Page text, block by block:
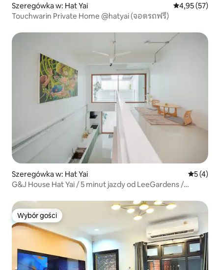
Szeregówka w: Hat Yai Średnia
4,95 (57)
Touchwarin Private Home @hatyai (จอดรถฟรี)
Szeregówka w: Hat Yai Średnia
5 (4)
G&J House Hat Yai / 5 minut jazdy od LeeGardens /
Wybór gości
Wybór gości